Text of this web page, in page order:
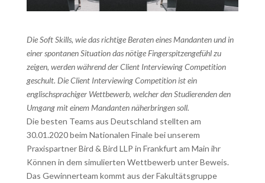
Die Soft Skills, wie das richtige Beraten eines Mandanten und in
einer spontanen Situation das nötige Fingerspitzengefühl zu
zeigen, werden während der Client Interviewing Competition
geschult. Die Client Interviewing Competition ist ein
englischsprachiger Wettbewerb, welcher den Studierenden den
Umgang mit einem Mandanten näherbringen soll.
Die besten Teams aus Deutschland stellten am
30.01.2020 beim Nationalen Finale bei unserem
Praxispartner Bird & Bird LLP in Frankfurt am Main ihr
Können in dem simulierten Wettbewerb unter Beweis.
Das Gewinnerteam kommt aus der Fakultätsgruppe